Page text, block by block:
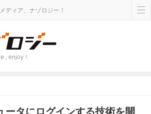
ディア、ナゾロジー！
, enjoy !
ータにログインする技術を開